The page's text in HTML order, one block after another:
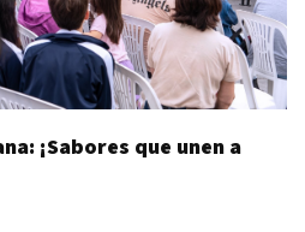
¡Sabores que unen a